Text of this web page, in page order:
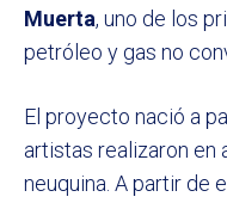
Muerta, uno de los
petróleo y gas no
El proyecto nació a
artistas realizaron en
neuquina. A partir de